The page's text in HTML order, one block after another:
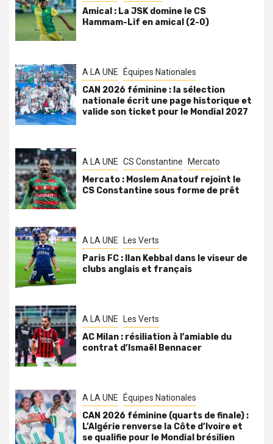
Amical : La JSK domine le CS
Hammam-Lif en amical (2-0)
A LA UNE Équipes Nationales
CAN 2026 féminine : la sélection
nationale écrit une page historique et
valide son ticket pour le Mondial 2027
A LA UNE CS Constantine Mercato
Mercato : Moslem Anatouf rejoint le
CS Constantine sous forme de prêt
A LA UNE Les Verts
Paris FC : Ilan Kebbal dans le viseur de
clubs anglais et français
A LA UNE Les Verts
AC Milan : résiliation à l’amiable du
contrat d’Ismaël Bennacer
A LA UNE Équipes Nationales
CAN 2026 féminine (quarts de finale) :
L’Algérie renverse la Côte d’Ivoire et
se qualifie pour le Mondial brésilien